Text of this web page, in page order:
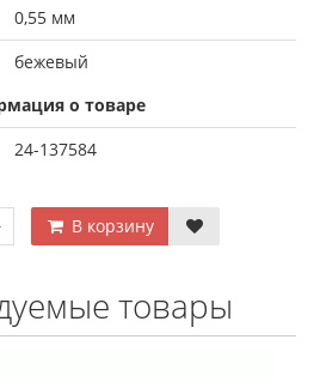
0,55 мм
бежевый
о товаре
24-137584
В корзину
товары